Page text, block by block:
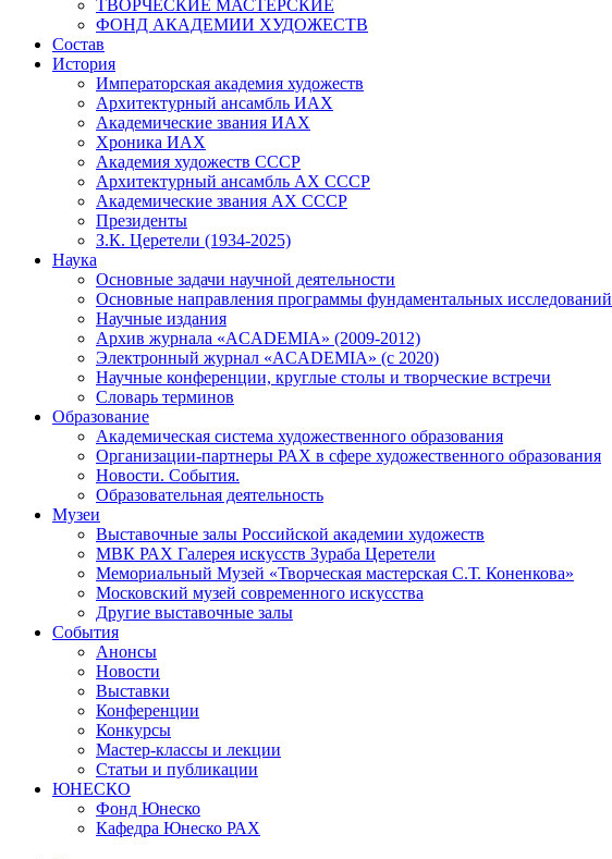
ТВОРЧЕСКИЕ МАСТЕРСКИЕ
ФОНД АКАДЕМИИ ХУДОЖЕСТВ
Состав
История
Императорская академия художеств
Архитектурный ансамбль ИАХ
Академические звания ИАХ
Хроника ИАХ
Академия художеств СССР
Архитектурный ансамбль АХ СССР
Академические звания АХ СССР
Президенты
З.К. Церетели (1934-2025)
Наука
Основные задачи научной деятельности
Основные направления программы фундаментальных исследований
Научные издания
Архив журнала «ACADEMIA» (2009-2012)
Электронный журнал «ACADEMIA» (с 2020)
Научные конференции, круглые столы и творческие встречи
Словарь терминов
Образование
Академическая система художественного образования
Организации-партнеры РАХ в сфере художественного образования
Новости. События.
Образовательная деятельность
Музеи
Выставочные залы Российской академии художеств
МВК РАХ Галерея искусств Зураба Церетели
Мемориальный Музей «Творческая мастерская С.Т. Коненкова»
Московский музей современного искусства
Другие выставочные залы
События
Анонсы
Новости
Выставки
Конференции
Конкурсы
Мастер-классы и лекции
Статьи и публикации
ЮНЕСКО
Фонд Юнеско
Кафедра Юнеско РАХ